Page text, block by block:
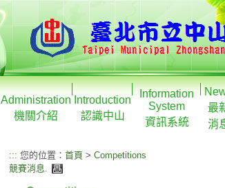
Administration
機關介紹
Introduction
認識中山
Information
System
資訊系統
最
消
::: 您的位置： 首頁 > Competitions
競賽消息.